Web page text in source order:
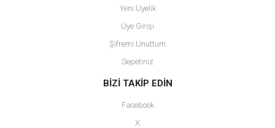
Yeni Üyelik
Üye Girişi
Şifremi Unuttum
Sepetiniz
BİZİ TAKİP EDİN
Facebook
X